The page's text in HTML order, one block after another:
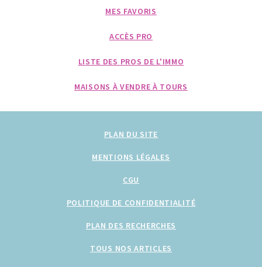
MES FAVORIS
ACCÈS PRO
LISTE DES PROS DE L'IMMO
MAISONS À VENDRE À TOURS
PLAN DU SITE
MENTIONS LÉGALES
CGU
POLITIQUE DE CONFIDENTIALITÉ
PLAN DES RECHERCHES
TOUS NOS ARTICLES